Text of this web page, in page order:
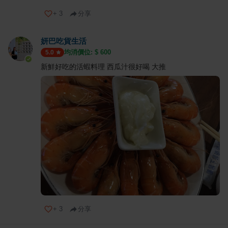
+ 3 分享
妍巴吃貨生活
5.0 均消價位: $ 600
新鮮好吃的活蝦料理 西瓜汁很好喝 大推
+ 3 分享